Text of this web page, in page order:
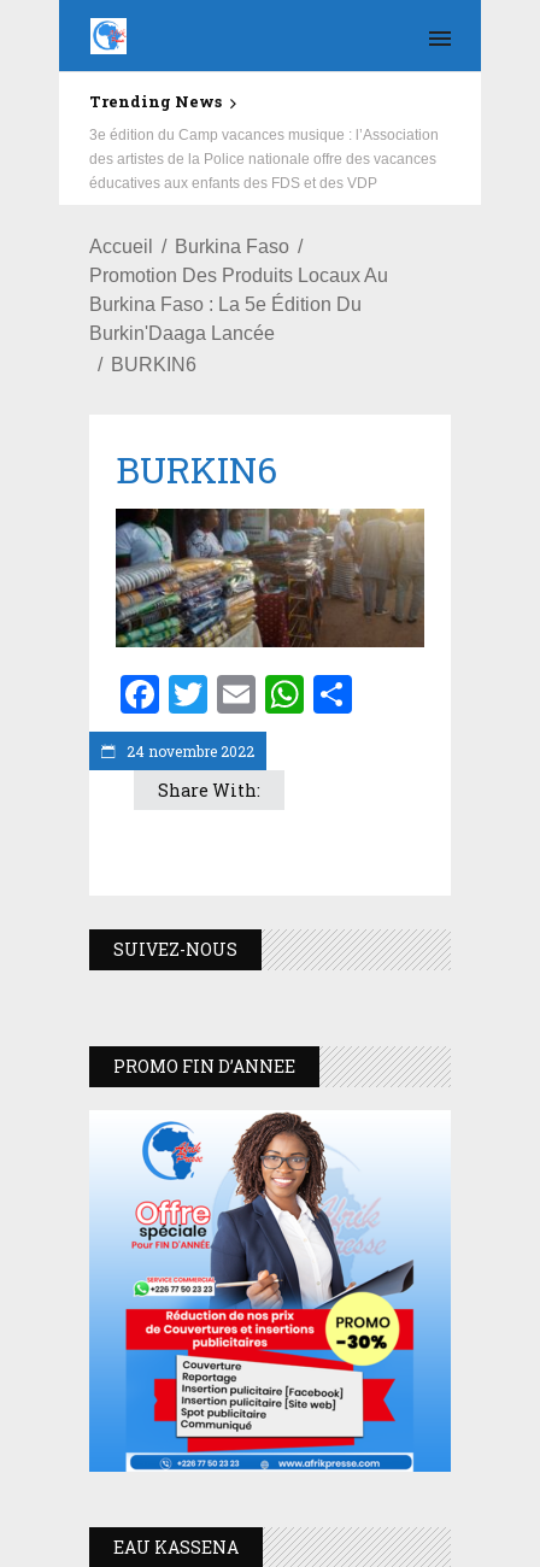
Trending News
3e édition du Camp vacances musique : l’Association
des artistes de la Police nationale offre des vacances
éducatives aux enfants des FDS et des VDP
Accueil
Burkina Faso
Promotion Des Produits Locaux Au
Burkina Faso : La 5e Édition Du
Burkin'Daaga Lancée
BURKIN6
24 novembre 2022
BURKIN6
Facebook
Twitter
EmailWhatsApp
Share With:
SUIVEZ-NOUS
PROMO FIN D’ANNEE
EAU KASSENA